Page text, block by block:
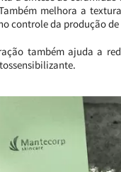
melhora a
controle da produção
também ajuda a